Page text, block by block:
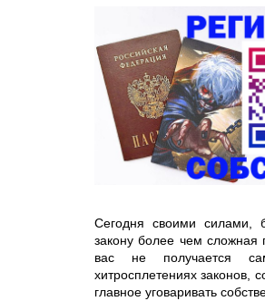
Сегодня своими силами,
закону более чем сложная
вас не получается
хитросплетениях законов,
главное уговаривать